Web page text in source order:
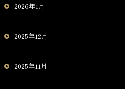
2026年1月
2025年12月
2025年11月